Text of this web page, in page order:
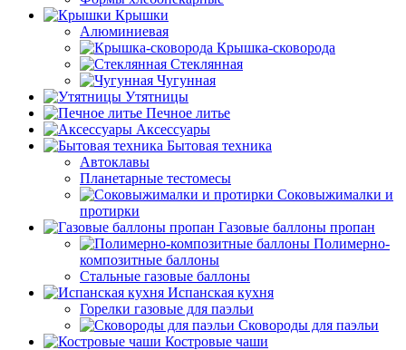
Крышки
Алюминиевая
Крышка-сковорода
Стеклянная
Чугунная
Утятницы
Печное литье
Аксессуары
Бытовая техника
Автоклавы
Планетарные тестомесы
Соковыжималки и
протирки
Газовые баллоны пропан
Полимерно-
композитные баллоны
Стальные газовые баллоны
Испанская кухня
Горелки газовые для паэльи
Сковороды для паэльи
Костровые чаши